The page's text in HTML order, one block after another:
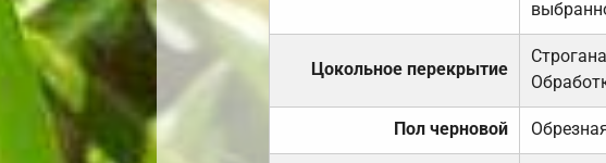
Цокольное перекрытие
Пол черновой